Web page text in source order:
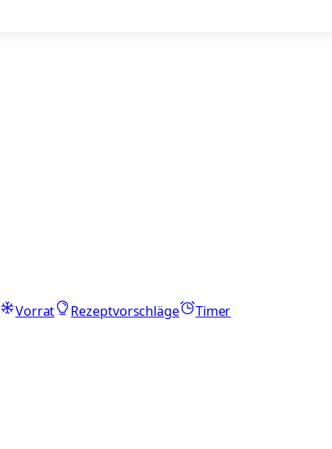
Vorrat Rezeptvorschläge
Timer